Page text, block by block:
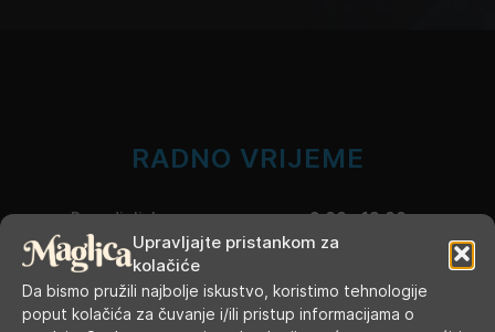
Upravljajte pristankom za
kolačiće
Da bismo pružili najbolje iskustvo, koristimo tehnologije
poput kolačića za čuvanje i/ili pristup informacijama o
RADNO VRIJEME
Ponedjeljak 9.00 - 19.00
Utorak
Srijeda 9.00 - 16.00